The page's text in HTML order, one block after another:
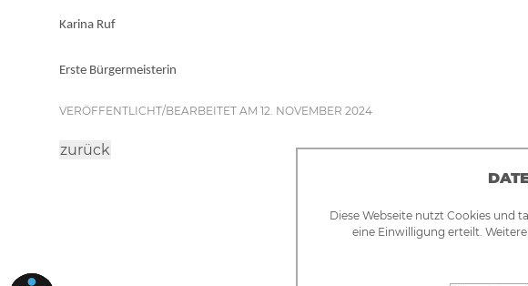
Karina Ruf
Erste Bürgermeisterin
VERÖFFENTLICHT/BEARBEITET AM 12. NOVEMBER 2024
zurück
Diese Webseite nutzt Cookies und
eine Einwilligung erteilt.